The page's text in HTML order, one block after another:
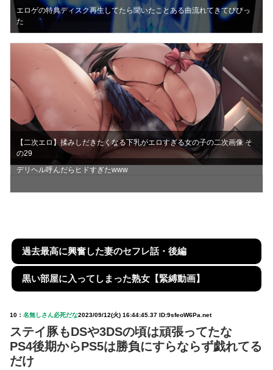
エロゲの特典ディスク再生してたら聞いたことある曲流れてきてびびっ
た
【二次エロ】揉みしだきたくなる下乳がエロすぎる女の子の二次画像 そ
の29
デリヘル呼んだらヒドすぎたwww
過去最高に興奮した妻のセフレ話・後編
黒い部屋に入ってしまった熟女【緊縛動画】
10： 名無しさん必死だな2023/09/12(火) 16:44:45.37 ID:9sfeoW6Pa.net
ステイ豚もDSや3DSの頃は頑張ってたな
PS4後期からPS5は勝負にすらならず戯れてる
だけ